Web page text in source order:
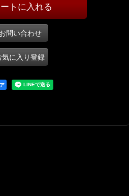
トに入れる
お問い合わせ
気に入り登録